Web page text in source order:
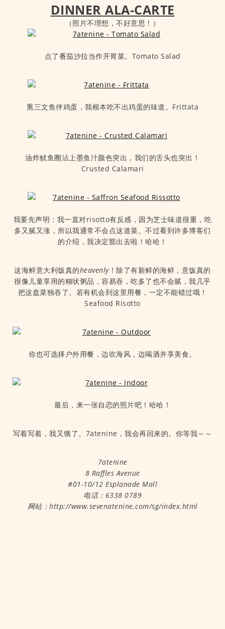
DINNER ALA-CARTE
（照片不理想，不好意思！）
点了番茄沙拉当作开胃菜。Tomato Salad
熏三文鱼伴鸡蛋，我根本吃不出鸡蛋的味道。Frittata
油炸鱿鱼圈沾上墨鱼汁颜色突出，我们的舌头也突出！
Crusted Calamari
我要先声明：我一直对risotto有反感，因为芝士味道很重，吃
多又腻又涨，所以我通常不会点这道菜。不过看到许多博客们
的介绍，我决定豁出去啦！哈哈！
这海鲜意大利饭真的heavenly！除了有新鲜的海鲜，意饭真的
很像儿童享用的糊状粥品，容易吞，吃多了也不会腻，我几乎
把这盘菜独吞了。若有机会到这里用餐，一定不能错过哦！
Seafood Risotto
你也可选择户外用餐，边吹海风，边喝酒并享美食。
最后，来一张自恋的照片吧！哈哈！
写着写着，我又饿了。7atenine，我会再回来的。你等我～～
7atenine
8 Raffles Avenue
#01-10/12 Esplanade Mall
电话：6338 0789
网站：http://www.sevenatenine.com/sg/index.html